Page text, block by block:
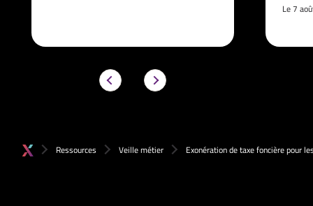
Le 7
Ressources Veille métier Exonération de taxe foncière pour